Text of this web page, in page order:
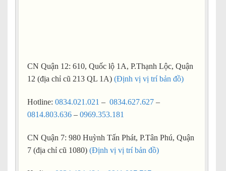
CN Quận 12: 610, Quốc lộ 1A, P.Thạnh Lộc, Quận
12 (địa chỉ cũ 213 QL 1A) (Định vị vị trí bản đồ)
Hotline: 0834.021.021 – 0834.627.627 –
0814.803.636 – 0969.353.181
CN Quận 7: 980 Huỳnh Tấn Phát, P.Tân Phú, Quận
7 (địa chỉ cũ 1080) (Định vị vị trí bản đồ)